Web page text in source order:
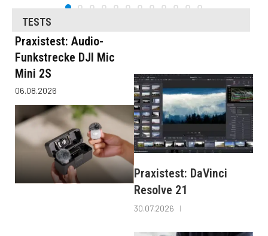
TESTS
Praxistest: Audio-
Funkstrecke DJI Mic
Mini 2S
06.08.2026
Praxistest: DaVinci
Resolve 21
30.07.2026